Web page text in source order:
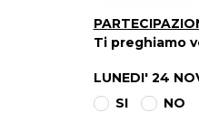
Ti preghiamo
LUNEDI' 24
SI
NO